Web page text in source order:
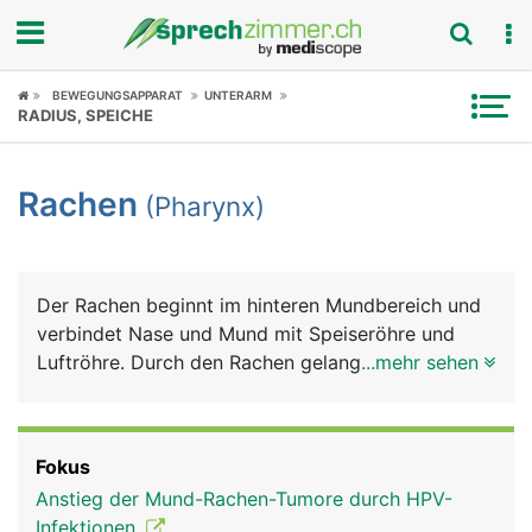
Fokus
Symptome
News
Rubriken
BEWEGUNGSAPPARAT UNTERARM
RADIUS, SPEICHE
Rachen (Pharynx)
Der Rachen beginnt im hinteren Mundbereich und
verbindet Nase und Mund mit Speiseröhre und
Luftröhre. Durch den Rachen gelangt einerseits die
Luftröhre liegt der Kehlkopf mit den
Stimmbändern, die der Tonbildung dienen.
...mehr sehen
Fokus
Anstieg der Mund-Rachen-Tumore durch HPV-
Infektionen